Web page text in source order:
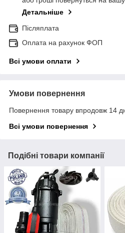
Детальніше
Післяплата
Оплата на рахунок ФОП
Всі умови оплати
Умови повернення
Повернення товару впродовж 14
Всі умови повернення
Подібні товари компанії